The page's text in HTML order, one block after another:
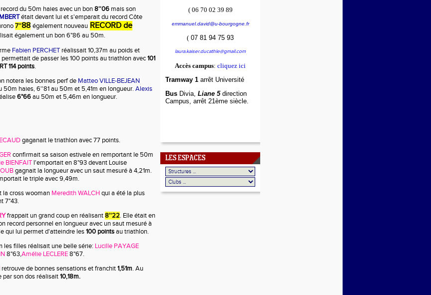
du 50m haies avec un bon8''06 mais son
était devant lui et s'emparait du record Côte
7''88 également nouveau RECORD de
également un bon 6"86 au 50m.
Fabien PERCHET réalissait 10,37m au poids et
de passer les 100 points au triathlon avec101
114 points.
notera les bonnes perf de Matteo VILLE-BEJEAN
50m haies, 6''81 au 50m et 5,41m en longueur. Alexis
6"66au 50m et 5,46m en longueur.
gaganait le triathlon avec 77 points.
confirmait sa saison estivale en remportant le 50m
BIENFAIT l'emportait en 8"93 devant Louise
gagnait la longueur avec un saut mesuré à 4,21m.
le triple avec 9,49m.
la cross wooman Meredith WALCHqui a été la plus
7"43.
frappait un grand coup en réalisant8''22. Elle était en
record personnel en longueur avec un saut mesuré à
qui lui permet d'atteindre les100 pointsau triathlon.
les filles réalisait une belle série: Lucille PAYAGE
8"63,AmélieLECLERE8"67.
retrouve de bonnes sensations et franchit1,51m. Au
par son dos réalisait10,18m.
(06 70 02 39 89
emmanuel.david@u-bourgogne.fr
( 07 81 94 75 93
laura.kaiser.ducathle@gmail.com
Accès campus: cliquez ici
Tramway 1 arrêt Université
Bus Divia, Liane 5direction
Campus, arrêt 21ème siècle.
LES ESPACES